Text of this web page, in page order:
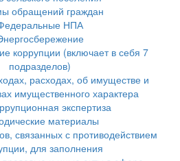
обращений граждан
НПА
коррупции (включает в себя 7
подразделов)
расходах, об имуществе и
имущественного характера
экспертиза
материалы
связанных с противодействием
для заполнения